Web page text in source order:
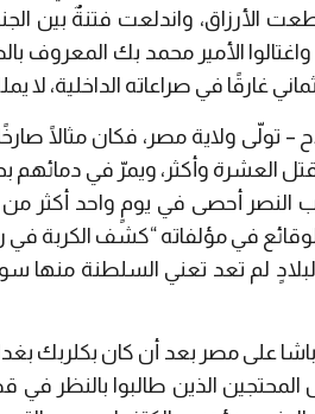
الأرزاق، واندلعت فتنةٌ بين
الأمير محمد بك المعروف
غارقًا في صراعاته الداخلية، لا
– تولّى ولاية مصر، فكان مثالًا
العشرة وأكثر، ويمرّ في دمائهم
النصر أحصى في يومٍ واحد أكثر من
في مؤلفاته “كشف الكربة في
لم تعد تعني السلطنة منها
على مصر بعد أن كان بكلربك
الذين طالبوا بالنظر في